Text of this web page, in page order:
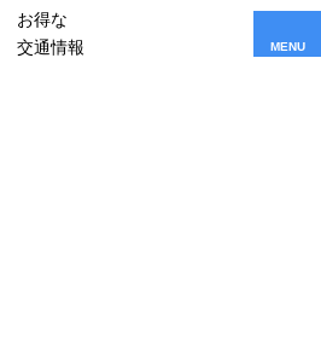
お得な
交通情報
MENU